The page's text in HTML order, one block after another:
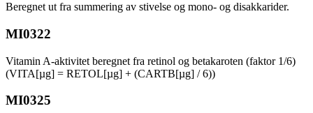
Beregnet ut fra summering av stivelse og mono- og disakkarider.
MI0322
Vitamin A-aktivitet beregnet fra retinol og betakaroten (faktor 1/6)
(VITA[µg] = RETOL[µg] + (CARTB[µg] / 6))
MI0325